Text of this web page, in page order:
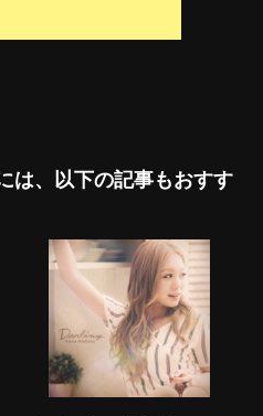
は、以下の記事もおすす